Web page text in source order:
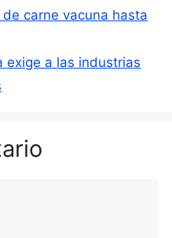
carne vacuna hasta
exige a las industrias